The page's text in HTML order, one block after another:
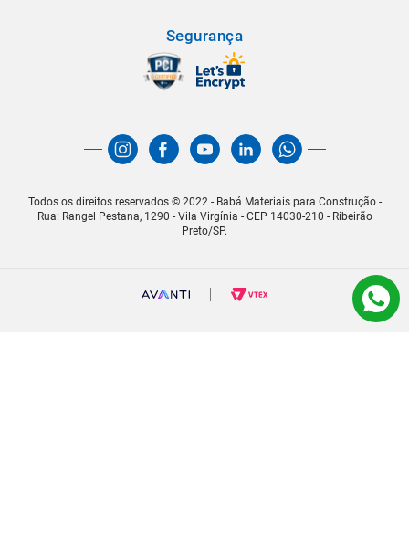
Segurança
Todos os direitos reservados © 2022 - Babá Materiais para Construção -
Rua: Rangel Pestana, 1290 - Vila Virgínia - CEP 14030-210 - Ribeirão
Preto/SP.